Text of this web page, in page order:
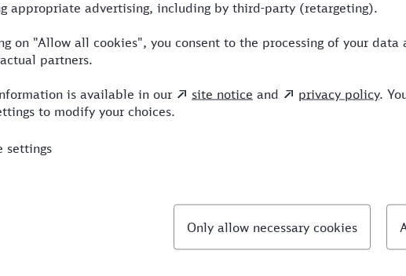
15.08.26
13:50
Brandenburg Hbf
16.08.26
10:03 6